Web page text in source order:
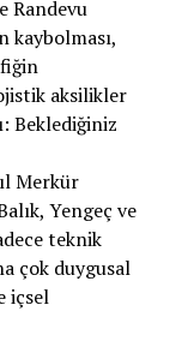
Randevu
aksilikler
Beklediğiniz
Merkür
Yengeç ve
teknik
çok duygusal
içsel